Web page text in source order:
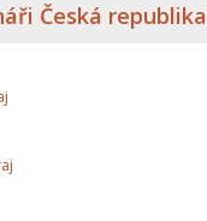
Česká republika